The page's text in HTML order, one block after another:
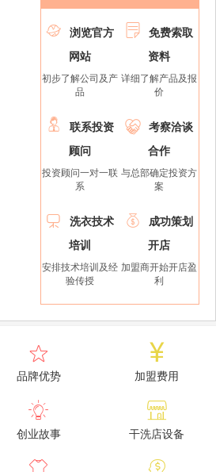

浏览官方
网站
初步了解公司及产
品

免费索取
资料
详细了解产品及报
价

联系投资
顾问
投资顾问一对一联
系

考察洽谈
合作
与总部确定投资方
案

洗衣技术
培训
安排技术培训及经
验传授

成功策划
开店
加盟商开始开店盈
利

品牌优势

加盟费用

创业故事

干洗店设备
 